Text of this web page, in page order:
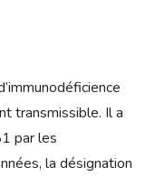
transmissible. Il a
par les
la désignation